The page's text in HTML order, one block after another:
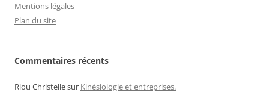
Mentions légales
Plan du site
Commentaires récents
Riou Christellesur Kinésiologie et entreprises.